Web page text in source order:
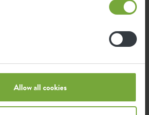
Allow all cookies
inspirieren...
Produkte nutzen. Wir haben die
Fotos, die mit #elho versehen
für Euch zusammengestellt.